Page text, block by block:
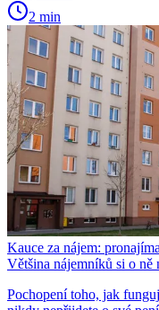
2 min
Kauce za nájem:
Většina nájemníků si o ně
Pochopení toho, jak